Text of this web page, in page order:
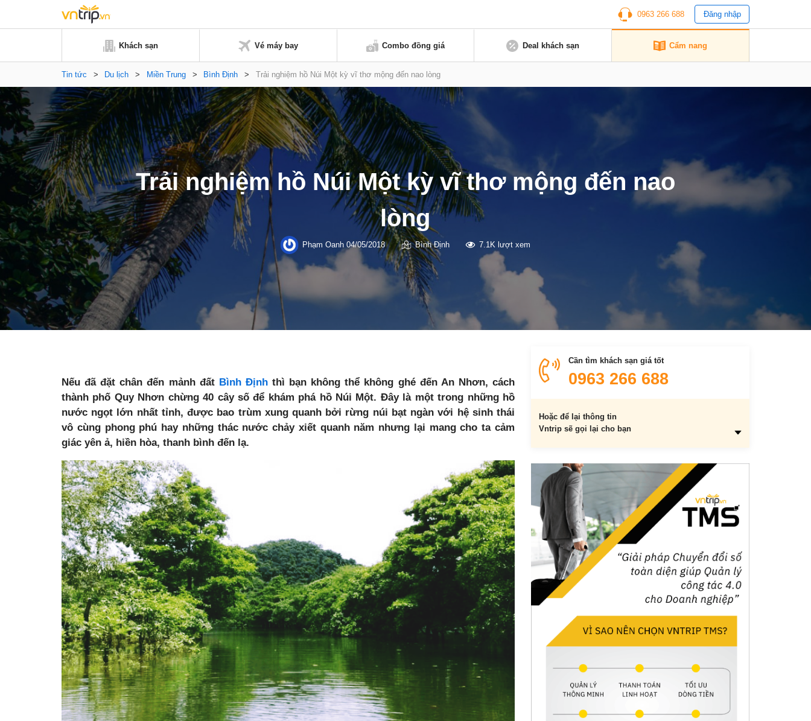
0963 266 688 Đăng nhập
Khách sạn Vé máy bay Combo đồng giá Deal khách sạn Cẩm nang
Tin tức > Du lịch > Miền Trung > Bình Định > Trải nghiệm hồ Núi Một kỳ vĩ thơ mộng đến nao lòng
Trải nghiệm hồ Núi Một kỳ vĩ thơ mộng đến nao
lòng
Phạm Oanh 04/05/2018 Bình Định 7.1K lượt xem
Nếu đã đặt chân đến mảnh đất Bình Địnhthì bạn không thể không ghé đến An Nhơn, cách
thành phố Quy Nhơn chừng 40 cây số để khám phá hồ Núi Một. Đây là một trong những hồ
nước ngọt lớn nhất tỉnh, được bao trùm xung quanh bởi rừng núi bạt ngàn với hệ sinh thái
vô cùng phong phú hay những thác nước chảy xiết quanh năm nhưng lại mang cho ta cảm
giác yên ả, hiền hòa, thanh bình đến lạ.
Cần tìm khách sạn giá tốt
0963 266 688
Hoặc để lại thông tin
Vntrip sẽ gọi lại cho bạn